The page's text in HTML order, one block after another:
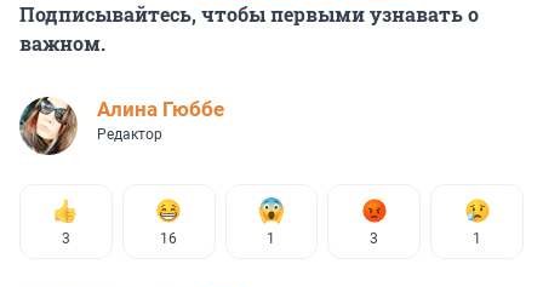
Подписывайтесь, чтобы первыми узнавать о
важном.
Алина Гюббе
Редактор
3 16 1 3 1